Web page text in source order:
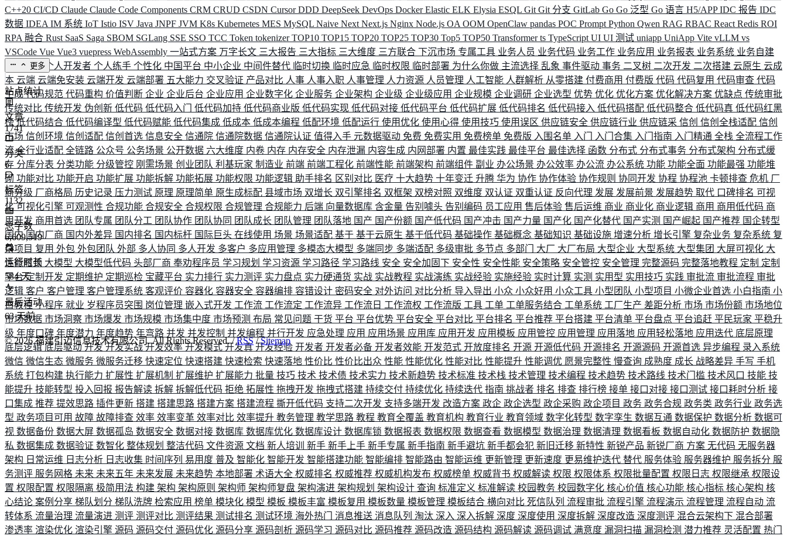
C++20 CI/CD Claude Claude Code Components CRM CRUD CSDN CursorDDD DeepSeek DevOps DockerElastic ELK Elysia ESQL Git Git 分支 GitLab Go Go 泛型 Go 语言 H5/APPIDC 报告 IDC
数据 IDEA IM 系统 IoT Istio ISV Java JNPF JVM K8s Kubernetes MES MySQL Naive Next Next.js Nginx Node.js OA OOM OpenClaw pandas POC Prompt Python Qwen RAG RBAC React Redis ROI
RPA 融合 Rust SaaS Saga SBOM SGLang SSE SSO TCC Token tokenizerTOP10 TOP15 TOP20 TOP25 TOP30 Top5 TOP50 Transformerts TypeScript UI UI 测试 uniapp UniApp Vite vLLM vs
VSCode Vue Vue3 vuepress WebAssembly 一站式方案 万字长文 三大报告 三大指标 三大维度 三方联合 下沉市场 专属工具 业务人员 业务代码 业务工作 业务应用 业务报表 业务系统 业务自建
业务连续个人开发者 个人练手 个性化 中国平台 中小企业 中间件替代 临时切换 临时应急 临时权限 临时部署 为什么你做 主流选择 乱象 事件驱动 事务 二叉树 二次开发 二次搭建 云原生 云成
本 云端 云端免安装 云端开发 云端部署 五大能力 交叉验证 产品对比 人事 人事入职 人事管理 人力资源 人员管理 人工智能 人群解析 从零搭建 付费商用 付费版 代码 代码复用 代码审查 代码
生成代码规范 代码重构 价值判断 企业 企业后台 企业应用 企业数字化 企业服务 企业架构 企业级 企业级应用 企业规模 企业调研 企业选型 优势 优化 优化方案 优化解决方案 优缺点 传统审批
传统对比 传统开发 伪创新 低代码 低代码入门 低代码加持 低代码商业版 低代码实现 低代码对接 低代码平台 低代码扩展 低代码排名 低代码接入 低代码搭配 低代码整合 低代码真 低代码红黑
榜低代码结合 低代码编译型 低代码赋能 低代码集成 低成本 低成本编程 低配环境 低配运行 使用优化 使用心得 使用技巧 使用误区 供应链安全 供应链行业 供应链采 信创 信创全栈适配 信创
市场 信创环境 信创适配 信创首选 信息安全 信通院 信通院数据 信通院认证 值得入手 元数据驱动 免费 免费实用 免费榜单 免费版 入围名单 入门 入门合集 入门指南 入门精通 全栈 全流程工作
流全行业适配 全链路 公众号 公务场景 公开数据 六大维度 内卷 内存 内存安全 内存泄漏 内容生成 内网部署 内置 最佳实践 最佳平台 最佳选择 函数 分布式 分布式事务 分布式架构 分布式缓
存 分库分表 分类功能 分级管控 刚需场景 创业团队 利基玩家 制造业 前端 前端工程化 前端性能 前端架构 前端组件 副业 办公场景 办公效率 办公流 办公系统 功能 功能全面 功能最强 功能堆
砌 功能对比 功能开启 功能扩展 功能拆解 功能拓展 功能权限 功能逻辑 助手排名 区别对比 医疗 十大趋势 十年变迁 升腾 华为 协作 协作体验 协作规则 协同开发 协程 协程池 卡顿排查 危机 厂
商分级 厂商格局 历史记录 压力测试 原理 原理简单 原生成标配 县域市场 双增长 双引擎排名 双框架 双榜对照 双维度 双认证 双重认证 反向代理 发展 发展前景 发展趋势 取代 口碑排名 可视
化可视化引擎 可观测性 合规功能 合规安全 合规权限 合规管理 合规能力 后端 向量数据库 含金量 告别噱头 告别编码 员工应用 售后体验 售后运维 商业 商业化 商业逻辑 商用 商用低代码 商
用开发 商用首选 团队专属 团队分工 团队协作 团队协同 团队成长 团队管理 团队落地 国产 国产份额 国产低代码 国产冲击 国产力量 国产化 国产化替代 国产实测 国产崛起 国产推荐 国企转型
国内国内厂商 国内外差异 国内排名 国内标杆 国际巨头 在线使用 场景 场景适配 基于 基于云原生 基于低代码 基础操作 基础概念 基础知识 基础设施 增速分析 增长引擎 复杂业务 复杂系统 复
杂项目 复用 外包 外包团队 外部 多人协同 多人开发 多客户 多应用管理 多模态大模型 多端同步 多端适配 多级审批 多节点 多部门 大厂 大厂布局 大型企业 大型系统 大型集团 大屏可视化 大
性能瓶颈 大模型 大模型低代码 头部厂商 奉劝程序员 学习规划 学习资源 学习路径 学习路线 安全 安全加固下 安全性 安全性能 安全策略 安全管控 安全管理 完整源码 完整落地教程 定制 定制
平台定制开发 定期维护 定期巡检 宝藏平台 实力排行 实力测评 实力盘点 实力硬通货 实战 实战教程 实战演练 实战经验 实施经验 实时计算 实测 实用型 实用技巧 实践 审批流 审批流程 审批
逻辑 客户 客户管理 客户管理系统 客观评价 容器化 容器安全 容器编排 容错设计 密码安全 对外访问 对比分析 导入导出 小众 小众好用 小众工具 小型团队 小型项目 小微企业首选 小白指南 小
白教程小程序 就业 岁程序员突围 岗位管理 嵌入式开发 工作流 工作流定 工作流异 工作流日 工作流权 工作流版 工具 工单 工单服务结合 工单系统 工厂生产 差距分析 市场 市场份额 市场地位
市场数据 市场洞察 市场爆发 市场规模 市场集中度 市场预测 布局 常见问题 干货 平台 平台优势 平台安全 平台对比 平台排名 平台推荐 平台搭建 平台清单 平台盘点 平台追赶 平民玩家 平稳升
级 年度口碑 年度潜力 年度趋势 年弯路 并发 并发控制 并发编程 并行开发 应急处理 应用 应用场景 应用库 应用开发 应用模板 应用管控 应用管理 应用落地 应用轻松落地 应用迭代 底层原理
底层逻辑底层驱动开发开发实战开发效率开发模式开发真开发经验 开发者 开发者必备 开发者效能 开发范式 开放度排名 开源 开源低代码 开源排名 开源源码 开源首选 异步编程 录入系统
微信 微信生态 微服务 微服务迁移 快速定位 快速搭建 快速检索 快速落地 性价比 性价比出众 性能 性能优化 性能对比 性能提升 性能调优 愿景完整性 慢查询 成熟度 成长 战略差异 手写 手机
系统 打包构建 执行能力 扩展性 扩展机制 扩展维护 扩展能力 批量 技巧 技术 技术债 技术实力 技术新趋势 技术标准 技术栈 技术管理 技术编程 技术趋势 技术路线 技术门槛 技术风口 技能 技
能提升 技能转型 投入回报 报告解读 拆解 拆解低代码 拒绝 拓展性 拖拽开发 拖拽式搭建 持续交付 持续优化 持续迭代 指南 挑战者 排名 排查 排行榜 接单 接口对接 接口测试 接口耗时分析 接
口集成 推荐 提效思路 插件更新 搭建 搭建思路 搭建方案 搭建流程 撕开低代码 支持二次开发 支持多端开发 改造方案 政企 政企选型 政企采购 政企项目 政务 政务合规 政务类 政务行业 政务选
型 政务项目可用 故障 故障排查 效率 效率变革 效率对比 效率提升 教务管理 教学思路 教程 教育全覆盖 教育机构 教育行业 教育领域 数字化转型 数字孪生 数据互通 数据保护 数据分析 数据可
视 数据备份 数据大屏 数据孤岛 数据安全 数据对接 数据库 数据库优化 数据库设计 数据库锁 数据报表 数据权限 数据查看 数据模型 数据治理 数据清理 数据看板 数据自动化 数据防护 数据隐
私 数据集成 数据验证 数智化 整体规划 整洁代码 文件资源 文档 新人培训 新手 新手上手 新手专属 新手指南 新手避坑 新手都会犯 新旧迁移 新特性 新锐产品 新锐厂商 方案 无代码 无服务器
架构 日常运维 日志分析 日志收集 时间序列 易用度 普及 智能化 智能开发 智能搭建功能 智能编排 智能路由 智能运维 更新管理 更新速度 更易维护迭代 替代 服务体验 服务器维护 服务拆分 服
务测评 服务网格 未来 未来五年 未来发展 未来趋势 本地部署 术语大全 权威排名 权威推荐 权威机构发布 权威榜单 权威背书 权威解读 权限 权限体系 权限批量配置 权限日志 权限继承 权限设
置 权限配置 权限隔离 极简用法 构建 架构 架构原则 架构师 架构师复盘 架构演进 架构规划 架构设计 查询 标准定义 标准解读 校园教务 校园数字化 核心价值 核心功能 核心指标 核心架构 核
心结论 案例分享 梯队划分 梯队洗牌 检索应用 榜单 模块化 模型 模板 模板丰富 模板复用 模板数量 模板管理 模板结合 横向对比 死信队列 流程审批 流程引擎 流程演示 流程管理 流程自动 流
转体系 流量治理 流量演进 测评 测评对比 测评结果 测试排名 测试环境 海外热门 消息推送 消息队列 淘汰 深入 深入拆解 深度 深度使用 深度拆解 深度改造 深度测评 混合云架构下 混合部署
渗透率 渲染优化 渲染引擎 源码 源码交付 源码优化 源码分享 源码剖析 源码学习 源码对比 源码推荐 源码改造 源码结构 源码解读 源码调试 满意度 漏洞扫描 漏洞检测 潜力推荐 灵活配置 热门
更多
站点统计
文章
1741
分类
6
标签
1132
总字数
6,609,519
运行时长
584 天
最后活动
63 天前
©2026福建引迈信息技术有限公司. All Rights Reserved. /RSS/Sitemap